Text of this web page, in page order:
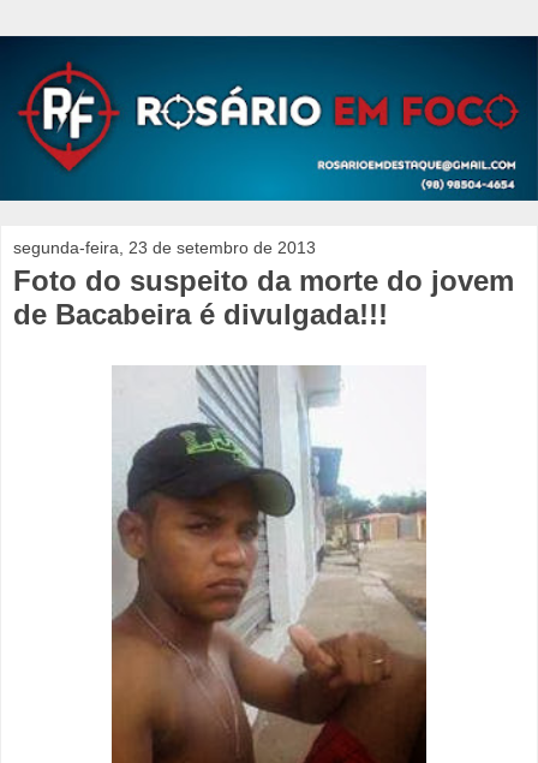
segunda-feira, 23 de setembro de 2013
Foto do suspeito da morte do jovem
de Bacabeira é divulgada!!!